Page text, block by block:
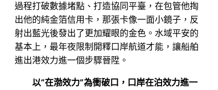
過程打破數據堵點、打造協同平臺，在包管他掏
出他的純金箔信用卡，那張卡像一面小鏡子，反
射出藍光後發出了更加耀眼的金色。水域平安的
基本上，最年夜限制開釋口岸航道才能，讓船舶
進出港效力進一個步驟晉陞。
以“在渤效力”為衝破口，口岸在泊效力進一